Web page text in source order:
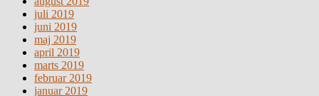
juli 2019
juni 2019
maj 2019
april 2019
marts 2019
februar 2019
januar 2019